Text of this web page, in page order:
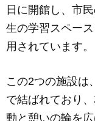
日に開館し、市
生の学習スペー
用されています。
この2つの施設は
で結ばれており
動と憩いの輪を